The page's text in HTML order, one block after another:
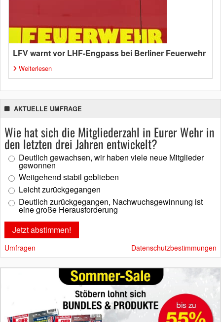
LFV warnt vor LHF-Engpass bei Berliner Feuerwehr
Weiterlesen
AKTUELLE UMFRAGE
Wie hat sich die Mitgliederzahl in Eurer Wehr in
den letzten drei Jahren entwickelt?
Deutlich gewachsen, wir haben viele neue Mitglieder
gewonnen
Weitgehend stabil geblieben
Leicht zurückgegangen
Deutlich zurückgegangen, Nachwuchsgewinnung ist
eine große Herausforderung
Umfragen Datenschutzbestimmungen